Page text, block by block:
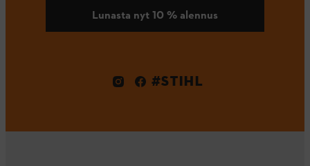
Lunasta nyt 10 % alennus
#STIHL